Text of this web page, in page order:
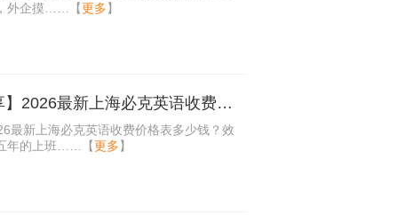
外企摸……
【更多】
【用我的报读经历分享】2026最新上海必克英语收费价格表多少钱？效果怎么样？
最新上海必克英语收费价格表多少钱？效
年的上班……
【更多】